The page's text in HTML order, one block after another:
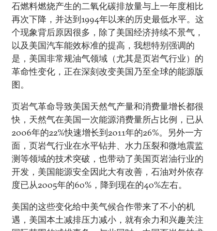
石燃料燃烧产生的二氧化碳排放量与上一年度相比
再次下降，并达到1994年以来的历史最低水平。这
个现象背后原因很多，除了美国经济持续不景气，
以及美国汽车能效标准的提高，我想特别强调的
是，美国非常规油气领域（尤其是页岩气行业）的
革命性变化，正在深刻改变美国乃至全球的能源版
图。
页岩气革命导致美国天然气产量和消费量增长都很
快，天然气在美国一次能源消费量所占比例，已从
2006年的22%快速增长到2011年的26%。另外一方
面，页岩气行业在水平钻井、水力压裂和微地震监
测等领域的技术突破，也带动了美国页岩油行业的
开发，美国能源安全因此大有改善，石油对外依存
度已从2005年的60%，降到现在的40%左右。
美国的这些变化给中美气候合作带来了不小的机
遇，美国本土减排压力减小，就有余力和兴趣关注